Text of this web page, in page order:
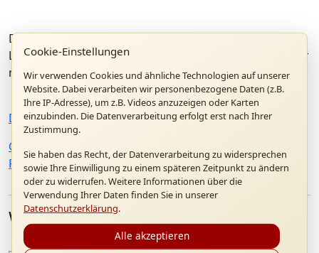
Die Predigt von Pfarrer Dr. Haringer, Theologischer
Leiter Geburtshaus Papst Benedikt XVI., können Sie hier
nachlesen sowie eine Bildergalerie starten
DownloadPredigt Dr. Haringer
Galerie
Partnerschaftsjubiläen
Weitere Artikel
Cookie-Einstellungen
Wir verwenden Cookies und ähnliche Technologien auf unserer
Website. Dabei verarbeiten wir personenbezogene Daten (z.B.
Ihre IP-Adresse), um z.B. Videos anzuzeigen oder Karten
einzubinden. Die Datenverarbeitung erfolgt erst nach Ihrer
Zustimmung.
Sie haben das Recht, der Datenverarbeitung zu widersprechen
sowie Ihre Einwilligung zu einem späteren Zeitpunkt zu ändern
oder zu widerrufen. Weitere Informationen über die
Verwendung Ihrer Daten finden Sie in unserer
Datenschutzerklärung.
Alle akzeptieren